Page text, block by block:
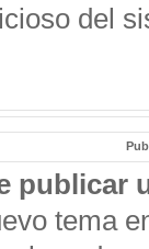
del
publicar
tema